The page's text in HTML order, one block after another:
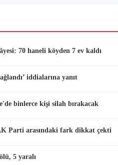
70 haneli köyden 7 ev kaldı
iddialarına yanıt
binlerce kişi silah bırakacak
Parti arasındaki fark dikkat çekti
5 yaralı